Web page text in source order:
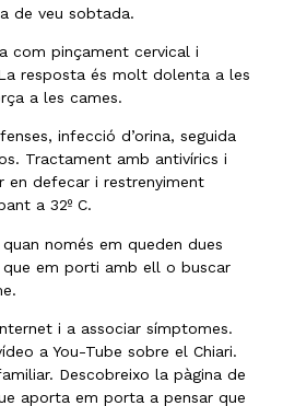
de veu sobtada.
com pinçament cervical i
resposta és molt dolenta a les
a les cames.
infecció d’orina, seguida
Tractament amb antivírics i
en defecar i restrenyiment
a 32º C.
només em queden dues
que em porti amb ell o buscar
i a associar símptomes.
a You-Tube sobre el Chiari.
Descobreixo la pàgina de
aporta em porta a pensar que